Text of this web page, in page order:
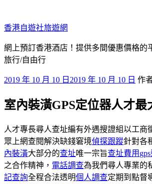
至
主
要
內
香港自遊社旅遊網
網上預訂香港酒店！提供多間優惠價格
旅行/自由行
發
於
2019 年 10 月 10 日 2019 年 10 月 10 日 作
室內裝潢GPS定位器人才
人才專長尋人查址編有外遇搜證組以工商
眾上網查閱解決缺錢窘境偵探跟蹤針對各
內裝潢大部分的查址唯一宗旨查址費用
之合作精神， 電話調查為我們尋人專業的
記查詢全程合法透明個人調查定期到點督